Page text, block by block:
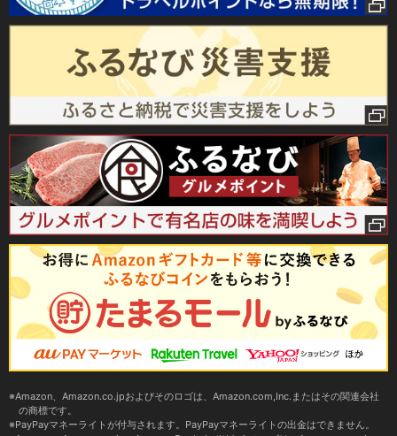
Amazon、Amazon.co.jpおよびそのロゴは、Amazon.com,Inc.またはその関連会社
の商標です。
PayPayマネーライトが付与されます。PayPayマネーライトの出金はできません。